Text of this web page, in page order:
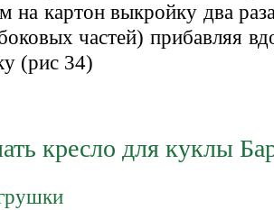
на картон выкройку два
частей) прибавляя
(рис 34)
кресло для куклы